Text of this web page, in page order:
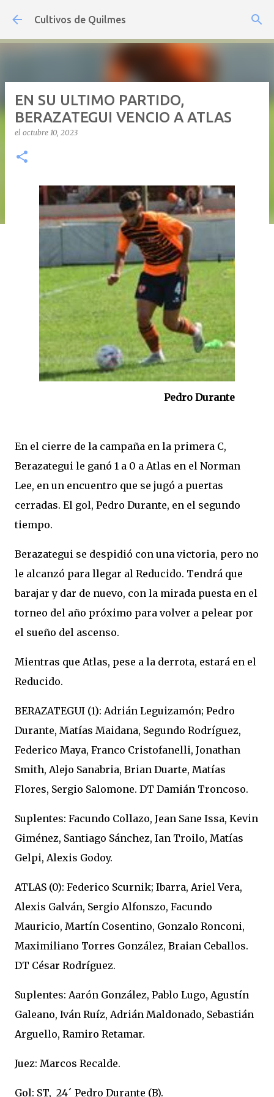
Ir al contenido principal
Cultivos de Quilmes
EN SU ULTIMO PARTIDO,
BERAZATEGUI VENCIO A ATLAS
el octubre 10, 2023
Pedro Durante
En el cierre de la campaña en la primera C,
Berazategui le ganó 1 a 0 a Atlas en el Norman
Lee, en un encuentro que se jugó a puertas
cerradas. El gol, Pedro Durante, en el segundo
tiempo.
Berazategui se despidió con una victoria, pero no
le alcanzó para llegar al Reducido. Tendrá que
barajar y dar de nuevo, con la mirada puesta en el
torneo del año próximo para volver a pelear por
el sueño del ascenso.
Mientras que Atlas, pese a la derrota, estará en el
Reducido.
BERAZATEGUI (1): Adrián Leguizamón; Pedro
Durante, Matías Maidana, Segundo Rodríguez,
Federico Maya, Franco Cristofanelli, Jonathan
Smith, Alejo Sanabria, Brian Duarte, Matías
Flores, Sergio Salomone. DT Damián Troncoso.
Suplentes: Facundo Collazo, Jean Sane Issa, Kevin
Giménez, Santiago Sánchez, Ian Troilo, Matías
Gelpi, Alexis Godoy.
ATLAS (0): Federico Scurnik; Ibarra, Ariel Vera,
Alexis Galván, Sergio Alfonszo, Facundo
Mauricio, Martín Cosentino, Gonzalo Ronconi,
Maximiliano Torres González, Braian Ceballos.
DT César Rodríguez.
Suplentes: Aarón González, Pablo Lugo, Agustín
Galeano, Iván Ruíz, Adrián Maldonado, Sebastián
Arguello, Ramiro Retamar.
Juez: Marcos Recalde.
Gol: ST, 24´ Pedro Durante (B).